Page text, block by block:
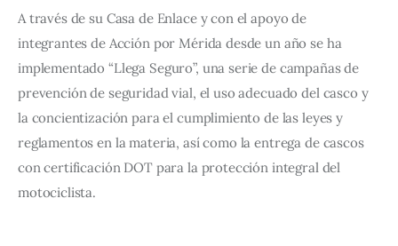
A través de su Casa de Enlace y con el apoyo de
integrantes de Acción por Mérida desde un año se ha
implementado “Llega Seguro”, una serie de campañas de
prevención de seguridad vial, el uso adecuado del casco y
la concientización para el cumplimiento de las leyes y
reglamentos en la materia, así como la entrega de cascos
con certificación DOT para la protección integral del
motociclista.